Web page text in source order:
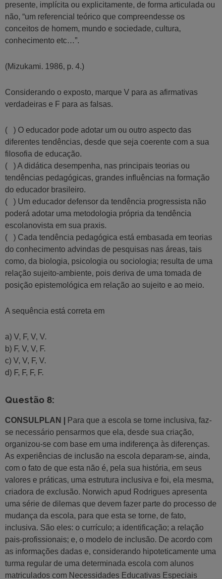
presente, implícita ou explicitamente, de forma articulada ou
não, “um referencial teórico que compreendesse os
conceitos de homem, mundo e sociedade, cultura,
conhecimento etc…”.
(Mizukami. 1986, p. 4.)
Considerando o exposto, marque V para as afirmativas
verdadeiras e F para as falsas.
( ) O educador pode adotar um ou outro aspecto das
diferentes tendências, desde que seja coerente com a sua
filosofia de educação.
( ) A didática desempenha, nas principais teorias ou
tendências pedagógicas, grandes influências na formação
do educador brasileiro.
( ) Um educador defensor da tendência progressista não
poderá adotar uma metodologia própria da tendência
escolanovista em sua praxis.
( ) Cada tendência pedagógica está embasada em teorias
do conhecimento advindas de pesquisas nas áreas, tais
como, da biologia, psicologia ou sociologia; resulta de uma
relação sujeito-ambiente, pois deriva de uma tomada de
posição epistemológica em relação ao sujeito e ao meio.
A sequência está correta em
a) V, F, V, V.
b) F, V, V, F.
c) V, V, F, V.
d) F, F, F, F.
Questão 8:
CONSULPLAN |
Para que a escola se torne inclusiva, faz-
se necessário pensarmos que ela, desde sua criação,
organizou-se com base em uma indiferença às diferenças.
As experiências de inclusão na escola deparam-se, ainda,
com o fato de que esta não é, pela sua história, em seus
valores e práticas, uma estrutura inclusiva e foi, ela mesma,
criadora de exclusão. Norwich apud Rodrigues apresenta
uma série de dilemas que devem fazer parte do processo de
mudança da escola, para que esta se torne, de fato,
inclusiva. São eles: o currículo; a identificação; a relação
pais-profissionais; e, o modelo de inclusão. De acordo com
as informações dadas e, considerando hipoteticamente uma
turma regular de uma determinada escola com alunos
matriculados com Necessidades Educativas Especiais